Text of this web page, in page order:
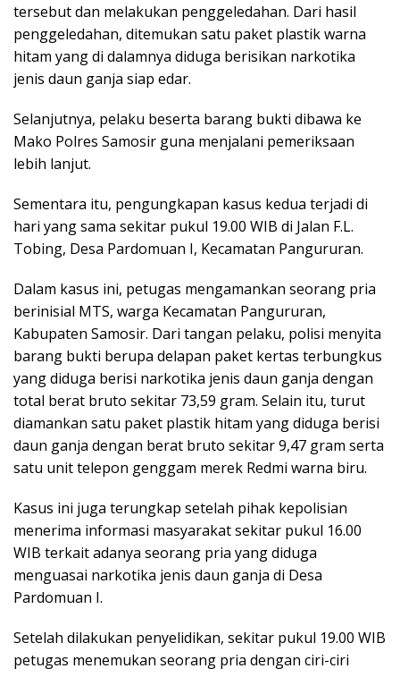
tersebut dan melakukan penggeledahan. Dari hasil
penggeledahan, ditemukan satu paket plastik warna
hitam yang di dalamnya diduga berisikan narkotika
jenis daun ganja siap edar.
Selanjutnya, pelaku beserta barang bukti dibawa ke
Mako Polres Samosir guna menjalani pemeriksaan
lebih lanjut.
Sementara itu, pengungkapan kasus kedua terjadi di
hari yang sama sekitar pukul 19.00 WIB di Jalan F.L.
Tobing, Desa Pardomuan I, Kecamatan Pangururan.
Dalam kasus ini, petugas mengamankan seorang pria
berinisial MTS, warga Kecamatan Pangururan,
Kabupaten Samosir. Dari tangan pelaku, polisi menyita
barang bukti berupa delapan paket kertas terbungkus
yang diduga berisi narkotika jenis daun ganja dengan
total berat bruto sekitar 73,59 gram. Selain itu, turut
diamankan satu paket plastik hitam yang diduga berisi
daun ganja dengan berat bruto sekitar 9,47 gram serta
satu unit telepon genggam merek Redmi warna biru.
Kasus ini juga terungkap setelah pihak kepolisian
menerima informasi masyarakat sekitar pukul 16.00
WIB terkait adanya seorang pria yang diduga
menguasai narkotika jenis daun ganja di Desa
Pardomuan I.
Setelah dilakukan penyelidikan, sekitar pukul 19.00 WIB
petugas menemukan seorang pria dengan ciri-ciri